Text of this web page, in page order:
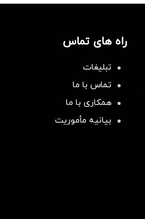
راه های تماس
تبلیغات
تماس با ما
همکاری با ما
بیانیه مأموریت